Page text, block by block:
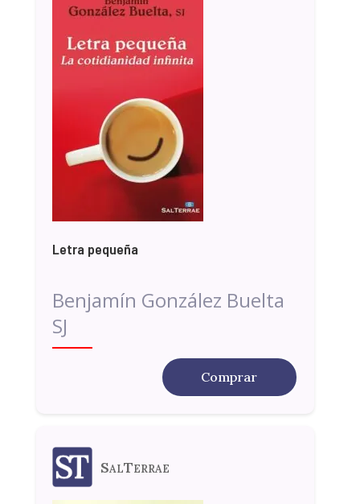
Letra pequeña
Benjamín González Buelta
SJ
Comprar
SalTerrae